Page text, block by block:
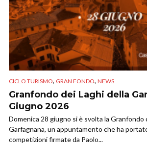
CICLO TURISMO, GRAN FONDO, NEWS
Granfondo dei Laghi della
Giugno 2026
Domenica 28 giugno si è svolta la Granfondo
Garfagnana, un appuntamento che ha
competizioni firmate da Paolo...